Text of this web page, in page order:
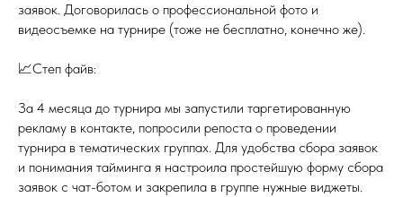
заявок. Договорилась о профессиональной фото и
видеосъемке на турнире (тоже не бесплатно, конечно же).
📈Степ файв:
За 4 месяца до турнира мы запустили таргетированную
рекламу в контакте, попросили репоста о проведении
турнира в тематических группах. Для удобства сбора заявок
и понимания тайминга я настроила простейшую форму сбора
заявок с чат-ботом и закрепила в группе нужные виджеты.